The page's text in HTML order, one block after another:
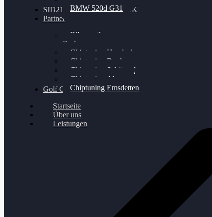
BMW 520d G31
SID212 / 212EVO UNLOCK
Partner
Bilgenroth
Performance
Chiptuning Herzlacke
Chiptuning Duelmen
Chiptuning Schüttorf
Chiptuning Ahaus
Chiptuning Emsdetten
Golf Gewinnspiel
Startseite
Über uns
Leistungen